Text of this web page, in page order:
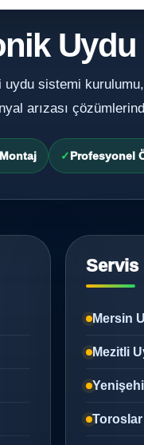
sistemi
arızası
Profesyonel
Servis
Mersin
Mezitli